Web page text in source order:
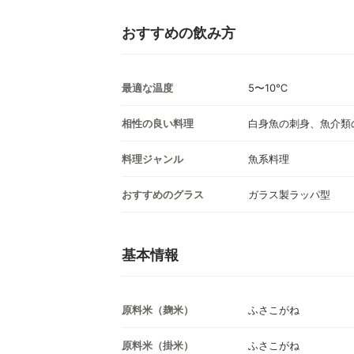
おすすめの飲み方
最適な温度 5〜10℃
相性の良い料理 白身魚の刺身、魚介
料理ジャンル 魚系料理
おすすめのグラス ガラス製ラッパ型
基本情報
原料米（麹米） ふさこがね
原料米（掛米） ふさこがね